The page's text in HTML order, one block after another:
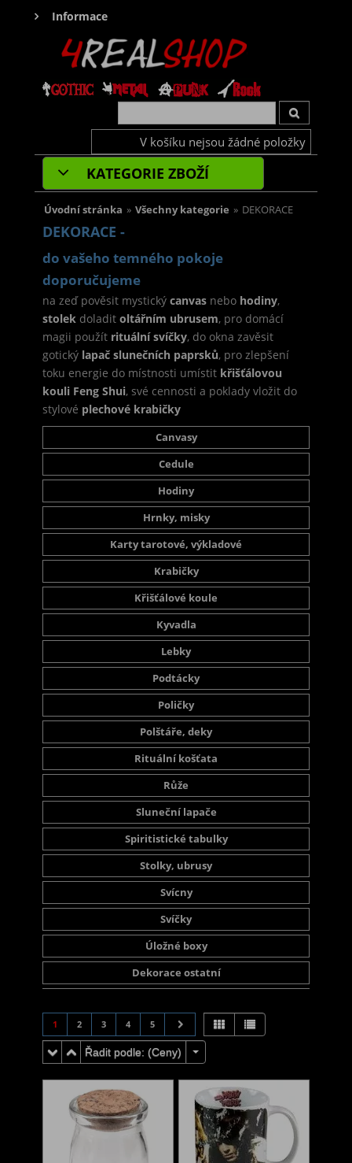
Informace
V košíku nejsou žádné položky
KATEGORIE ZBOŽÍ
Úvodní stránka » Všechny kategorie » DEKORACE
DEKORACE -
do vašeho temného pokoje
doporučujeme
na zeď pověsit mystický canvas nebo hodiny,
stolek doladit oltářním ubrusem, pro domácí
magii použít rituální svíčky, do okna zavěsit
gotický lapač slunečních paprsků, pro zlepšení
toku energie do místnosti umístit křišťálovou
kouli Feng Shui, své cennosti a poklady vložit do
stylové plechové krabičky
Canvasy
Cedule
Hodiny
Hrnky, misky
Karty tarotové, výkladové
Krabičky
Křišťálové koule
Kyvadla
Lebky
Podtácky
Poličky
Polštáře, deky
Rituální košťata
Růže
Sluneční lapače
Spiritistické tabulky
Stolky, ubrusy
Svícny
Svíčky
Úložné boxy
Dekorace ostatní
1 2 3 4 5
Řadit podle: (Ceny)